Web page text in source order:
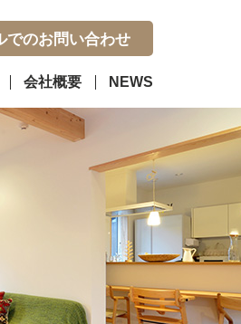
でのお問い合わせ
会社概要 NEWS